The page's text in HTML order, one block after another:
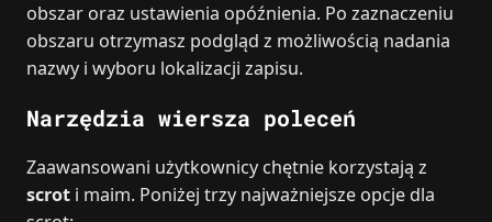
obszar oraz ustawienia opóźnienia. Po zaznaczeniu
obszaru otrzymasz podgląd z możliwością nadania
nazwy i wyboru lokalizacji zapisu.
Narzędzia wiersza poleceń
Zaawansowani użytkownicy chętnie korzystają z
scrot i maim. Poniżej trzy najważniejsze opcje dla